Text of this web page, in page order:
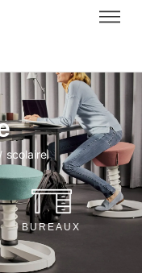
/ scolaire
BUREAUX